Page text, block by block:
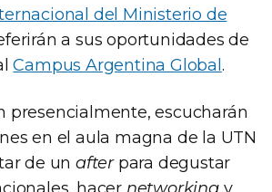
del Ministerio de
a sus oportunidades de
Campus Argentina Global .
presencialmente, escucharán
en el aula magna de la UTN
de unafterpara degustar